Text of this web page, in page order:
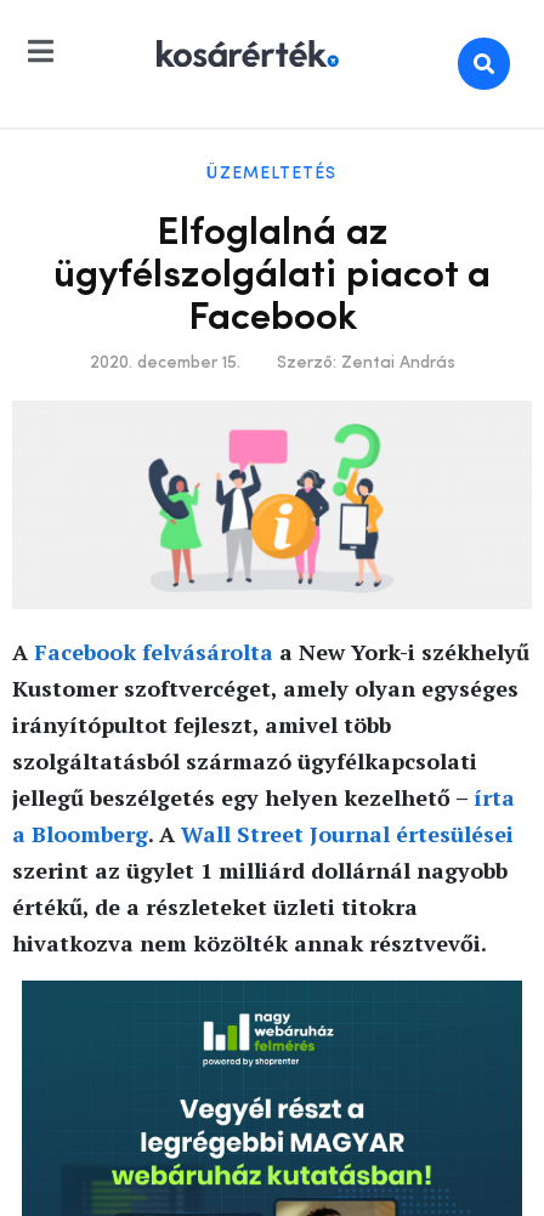
ÜZEMELTETÉS
Elfoglalná az
ügyfélszolgálati piacot a
Facebook
2020. december 15. Szerző: Zentai András
A Facebook felvásárolta a New York-i székhelyű
Kustomer szoftvercéget, amely olyan egységes
irányítópultot fejleszt, amivel több
szolgáltatásból származó ügyfélkapcsolati
jellegű beszélgetés egy helyen kezelhető – írta
a Bloomberg. A Wall Street Journal értesülései
szerint az ügylet 1 milliárd dollárnál nagyobb
értékű, de a részleteket üzleti titokra
hivatkozva nem közölték annak résztvevői.